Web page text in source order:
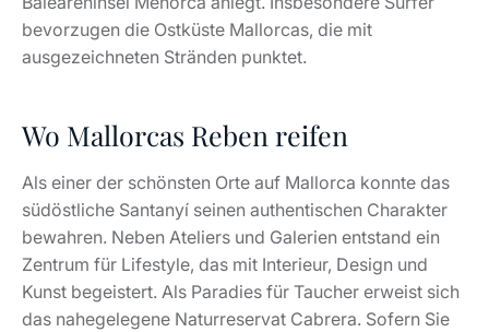
bevorzugen die Ostküste Mallorcas, die mit
ausgezeichneten Stränden punktet.
Wo Mallorcas Reben reifen
Als einer der schönsten Orte auf Mallorca konnte das
südöstliche Santanyí seinen authentischen Charakter
bewahren. Neben Ateliers und Galerien entstand ein
Zentrum für Lifestyle, das mit Interieur, Design und
Kunst begeistert. Als Paradies für Taucher erweist sich
das nahegelegene Naturreservat Cabrera. Sofern Sie